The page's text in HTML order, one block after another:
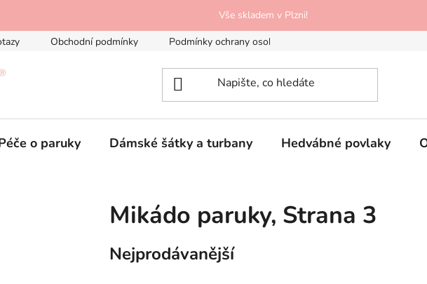
Vše skladem v Plzni!
Obchodní podmínky Podmínky ochrany osobních údajů
o paruky Dámské šátky a turbany Hedvábné povlaky
Mikádo paruky, Strana 3
Nejprodávanější